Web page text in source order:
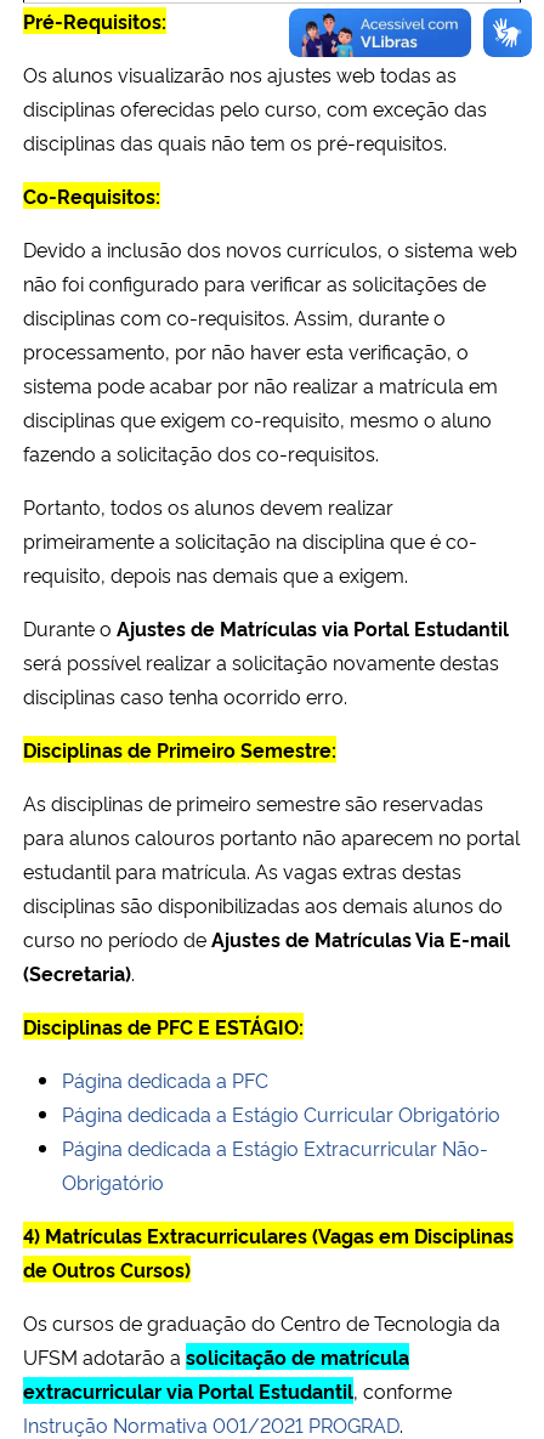
Pré-Requisitos:
Os alunos visualizarão nos ajustes web todas as
disciplinas oferecidas pelo curso, com exceção das
disciplinas das quais não tem os pré-requisitos.
Co-Requisitos:
Devido a inclusão dos novos currículos, o sistema web
não foi configurado para verificar as solicitações de
disciplinas com co-requisitos. Assim, durante o
processamento, por não haver esta verificação, o
sistema pode acabar por não realizar a matrícula em
disciplinas que exigem co-requisito, mesmo o aluno
fazendo a solicitação dos co-requisitos.
Portanto, todos os alunos devem realizar
primeiramente a solicitação na disciplina que é co-
requisito, depois nas demais que a exigem.
Durante o Ajustes de Matrículas via Portal Estudantil
será possível realizar a solicitação novamente destas
disciplinas caso tenha ocorrido erro.
Disciplinas de Primeiro Semestre:
As disciplinas de primeiro semestre são reservadas
para alunos calouros portanto não aparecem no portal
estudantil para matrícula. As vagas extras destas
disciplinas são disponibilizadas aos demais alunos do
curso no período deAjustes de Matrículas Via E-mail
(Secretaria).
Disciplinas de PFC E ESTÁGIO:
Página dedicada a PFC
Página dedicada a Estágio Curricular Obrigatório
Página dedicada a Estágio Extracurricular Não-
Obrigatório
4) Matrículas Extracurriculares (Vagas em Disciplinas
de Outros Cursos)
Os cursos de graduação do Centro de Tecnologia da
UFSM adotarão a solicitação de matrícula
extracurricular via Portal Estudantil, conforme
Instrução Normativa 001/2021 PROGRAD.